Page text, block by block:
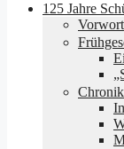
125 Jahre
Vorwort